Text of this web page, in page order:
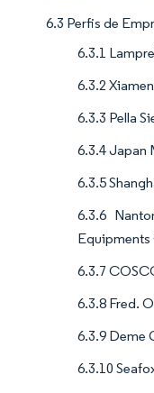
6.3 Perfis de
6.3.1
6.3.2
6.3.3 Pella
6.3.4 Japan
6.3.5
6.3.6
Equipments
6.3.7
6.3.8 Fred.
6.3.9 Deme
6.3.10